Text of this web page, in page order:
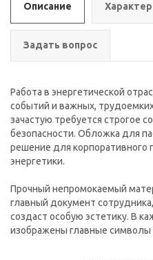
Описание
Задать вопрос
Работа в энергетической
событий и важных,
зачастую требуется строгое
безопасности. Обложка для
решение для корпоративного
энергетики.
Прочный непромокаемый
главный документ
создаст особую эстетику. В
изображены главные символы